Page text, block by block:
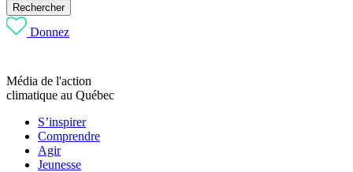
Rechercher
Donnez
Média de l'action
climatique au Québec
S’inspirer
Comprendre
Agir
Jeunesse